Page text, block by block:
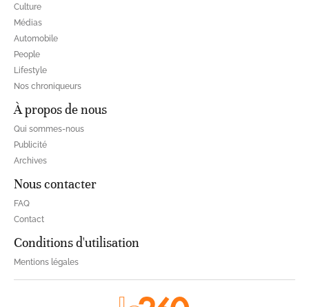
Culture
Médias
Automobile
People
Lifestyle
Nos chroniqueurs
À propos de nous
Qui sommes-nous
Publicité
Archives
Nous contacter
FAQ
Contact
Conditions d'utilisation
Mentions légales